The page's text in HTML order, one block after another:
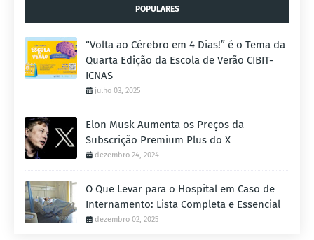
POPULARES
“Volta ao Cérebro em 4 Dias!” é o Tema da
Quarta Edição da Escola de Verão CIBIT-
ICNAS
julho 03, 2025
Elon Musk Aumenta os Preços da
Subscrição Premium Plus do X
dezembro 24, 2024
O Que Levar para o Hospital em Caso de
Internamento: Lista Completa e Essencial
dezembro 02, 2025